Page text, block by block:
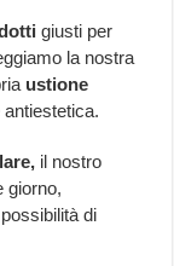
giusti per
la nostra
ustione
il nostro
giorno,
di